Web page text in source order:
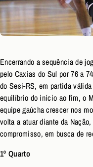
Encerrando a sequência de
pelo Caxias do Sul por 76 a
do Sesi-RS, em partida
equilíbrio do início ao fim, o
equipe gaúcha crescer nos
volta a atuar diante da
compromisso, em busca de
1º Quarto